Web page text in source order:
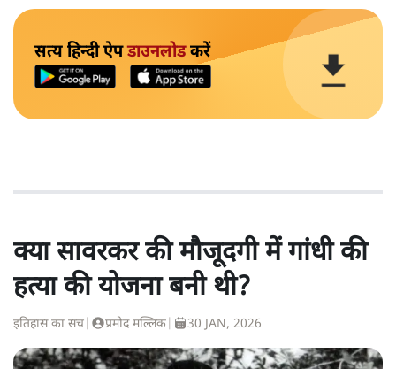
सत्य हिन्दी ऐपडाउनलोडकरें
क्या सावरकर की मौजूदगी में गांधी की
हत्या की योजना बनी थी?
इतिहास का सच प्रमोद मल्लिक 30 JAN, 2026